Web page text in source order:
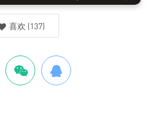
喜欢 (137)